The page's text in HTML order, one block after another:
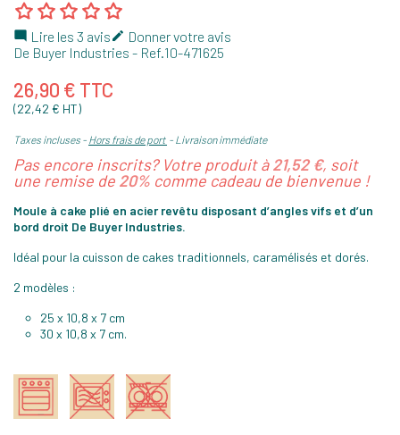
 Lire les 3 avis Donner votre avis
De Buyer Industries - Ref.10-471625
26,90 € TTC
(22,42 € HT)
Taxes incluses Hors frais de port Livraison immédiate
Pas encore inscrits? Votre produit à21,52 €, soit
une remise de 20% comme cadeau de bienvenue !
Moule à cake plié en acier revêtu disposant d’angles vifs et d’un
bord droit De Buyer Industries.
Idéal pour la cuisson de cakes traditionnels, caramélisés et dorés.
2 modèles :
25 x 10,8 x 7 cm
30 x 10,8 x 7 cm.